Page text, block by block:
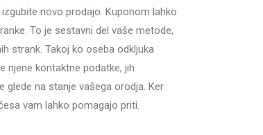
novo prodajo. Kuponom lahko
To je sestavni del vaše metode,
strank. Takoj ko oseba odkljuka
njene kontaktne podatke, jih
na stanje vašega orodja. Ker
vam lahko pomagajo priti.